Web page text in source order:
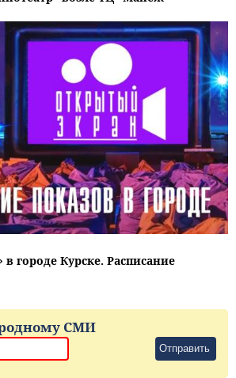
городе Курске. Расписание
СМИ
Отправить